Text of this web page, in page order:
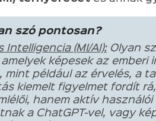
szó pontosan?
Intelligencia (MI/AI):Olyan
képesek az emberi
mint például az érvelés, a
kiemelt figyelmet fordít
hanem aktív
a ChatGPT-vel, vagy